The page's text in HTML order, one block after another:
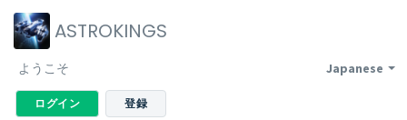
ASTROKINGS
Japanese
ようこそ
ログイン 登録